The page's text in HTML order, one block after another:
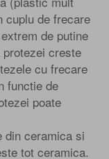
cuplu de frecare
de putine
creste
cu frecare
functie de
poate
din ceramica si
tot ceramica.